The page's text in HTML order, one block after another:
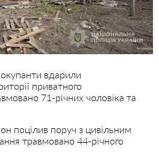
вдарили
приватного
71-річних чоловіка та
поцілив поруч з цивільним
травмовано 44-річного